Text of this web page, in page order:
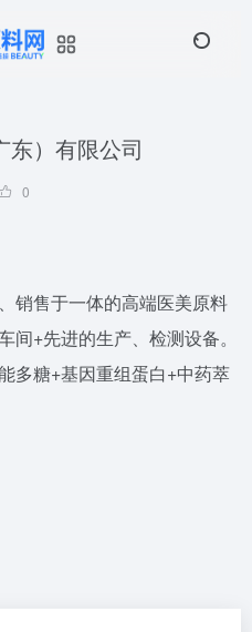
东）有限公司
0
销售于一体的高端医美原料
间+先进的生产、检测设备。
多糖+基因重组蛋白+中药萃